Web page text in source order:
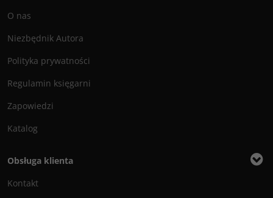
O nas
Niezbędnik Autora
Polityka prywatności
Regulamin księgarni
Zapowiedzi
Katalog
Obsługa klienta
Kontakt